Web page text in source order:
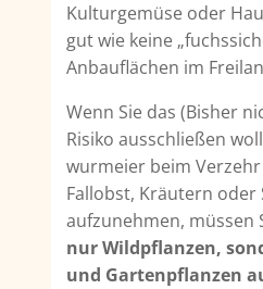
Kulturgemüse oder
gut wie keine
Anbauflächen im
Wenn Sie das (Bisher
Risiko ausschließen
wurmeier beim
Fallobst, Kräutern oder
aufzunehmen, müs­sen
nur Wildpflanzen,
und Gartenpflanzen